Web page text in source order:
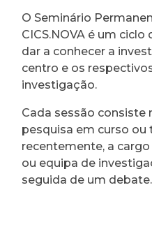
O Seminário
CICS.NOVA é um
dar a conhecer a
centro e os
investigação.
Cada sessão consiste
pesquisa em curso ou
recentemente, a
ou equipa de
seguida de um debate.